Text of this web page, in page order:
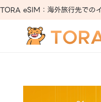
TORA eSIM：海外旅行先での